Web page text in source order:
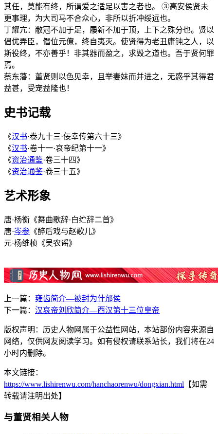
其任，莫能有终，所谓爱之适足以害之者也。 ③高安侯贤未
更事理，为大司马不合众心，非所以折冲绥远也。
丁耀亢：敝冠不加于足，屦新不加于顶，上下之殊分也。贤以
倡优弄臣，僭位元僚，终自夷灭。使贤得为老丑庸钝之人，以
斯役终，不亦善乎！非其器而盈之，求毁之道也。吾于贤何罪
焉。
蔡东藩：董贤则以色见幸，且举妻妹而并进之，无惑乎其得君
益甚，受宠益隆也！
史书记载
《汉书·卷九十三·佞幸传第六十三》
《汉书·卷十一·哀帝纪第十一》
《资治通鉴·卷三十四》
《资治通鉴·卷三十五》
艺术形象
唐·杨衡《舞曲歌辞·白纻辞二首》
唐·岑参 《醉后戏与赵歌儿》
元·杨维桢《吴农谣》
上一篇： 雍齿简介—被封为什邡侯
下一篇： 汉哀帝刘欣简介—西汉第十三位皇帝
版权声明：历史人物网属于公益性网站，本站部份内容来源自
网络，仅供网友阅读学习。如有侵权请联系站长，我们将在24
小时内删除。
本文链接：
https://www.lishirenwu.com/hanchaorenwu/dongxian.html 【如需
转载请注明出处】
与董贤相关人物